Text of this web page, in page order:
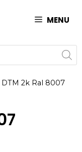
MENU
DTM 2k Ral 8007